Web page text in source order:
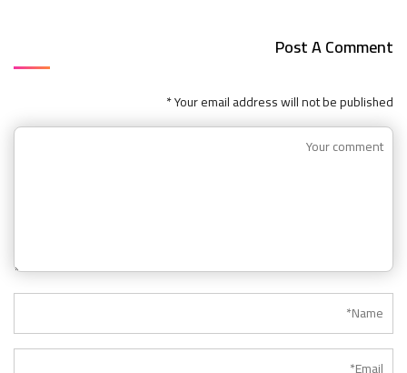
Post A Comment
Your email address will not be published *